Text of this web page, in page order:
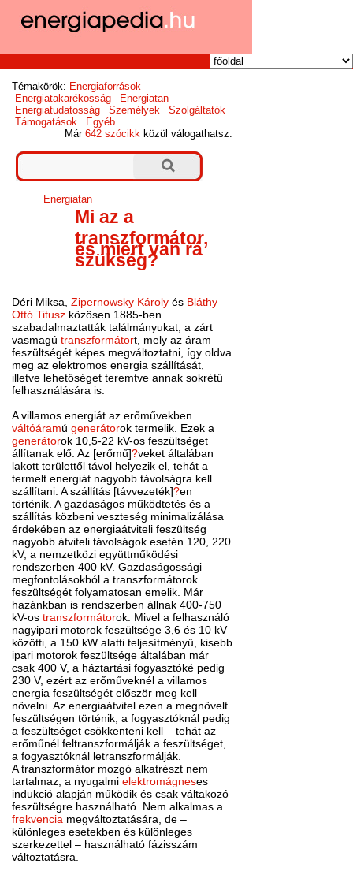
Témakörök: Energiaforrások
Energiatakarékosság
Energiatan
Energiatudatosság
Személyek
Szolgáltatók
Támogatások
Egyéb
Már642 szócikk közül válogathatsz.
Energiatan
Mi az a
transzformátor,
és miért van rá
szükség?
Déri Miksa,Zipernowsky Károly és Bláthy
Ottó Titusz közösen 1885-ben
szabadalmaztatták találmányukat, a zárt
vasmagútranszformátort, mely az áram
feszültségét képes megváltoztatni, így oldva
meg az elektromos energia szállítását,
illetve lehetőséget teremtve annak sokrétű
felhasználására is.
A villamos energiát az erőművekben
váltóáramúgenerátorok termelik. Ezek a
generátorok 10,5-22 kV-os feszültséget
állítanak elő. Az [erőmű]?veket általában
lakott területtől távol helyezik el, tehát a
termelt energiát nagyobb távolságra kell
szállítani. A szállítás [távvezeték]?en
történik. A gazdaságos működtetés és a
szállítás közbeni veszteség minimalizálása
érdekében az energiaátviteli feszültség
nagyobb átviteli távolságok esetén 120, 220
kV, a nemzetközi együttműködési
rendszerben 400 kV. Gazdaságossági
megfontolásokból a transzformátorok
feszültségét folyamatosan emelik. Már
hazánkban is rendszerben állnak 400-750
kV-ostranszformátorok. Mivel a felhasználó
nagyipari motorok feszültsége 3,6 és 10 kV
közötti, a 150 kW alatti teljesítményű, kisebb
ipari motorok feszültsége általában már
csak 400 V, a háztartási fogyasztóké pedig
230 V, ezért az erőműveknél a villamos
energia feszültségét először meg kell
növelni. Az energiaátvitel ezen a megnövelt
feszültségen történik, a fogyasztóknál pedig
a feszültséget csökkenteni kell – tehát az
erőműnél feltranszformálják a feszültséget,
a fogyasztóknál letranszformálják.
A transzformátor mozgó alkatrészt nem
tartalmaz, a nyugalmielektromágneses
indukció alapján működik és csak váltakozó
feszültségre használható. Nem alkalmas a
frekvencia megváltoztatására, de –
különleges esetekben és különleges
szerkezettel – használható fázisszám
változtatásra.